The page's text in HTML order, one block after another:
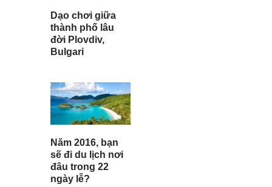
Dạo chơi giữa
thành phố lâu
đời Plovdiv,
Bulgari
Năm 2016, bạn
sẽ đi du lịch nơi
đâu trong 22
ngày lễ?